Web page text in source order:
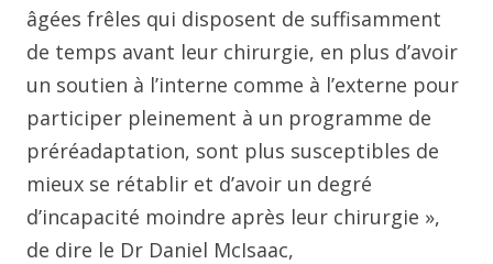
âgées frêles qui disposent de suffisamment
de temps avant leur chirurgie, en plus d’avoir
un soutien à l’interne comme à l’externe pour
participer pleinement à un programme de
préréadaptation, sont plus susceptibles de
mieux se rétablir et d’avoir un degré
d’incapacité moindre après leur chirurgie »,
de dire le Dr Daniel McIsaac,